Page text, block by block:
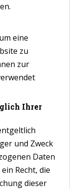
eine
zu
zur
Ihrer
und Zweck
Daten
Recht, die
dieser